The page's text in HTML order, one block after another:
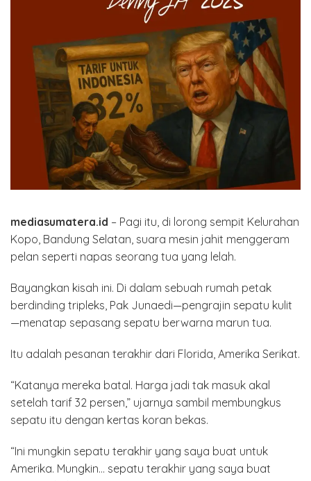
mediasumatera.id – Pagi itu, di lorong sempit Kelurahan
Kopo, Bandung Selatan, suara mesin jahit menggeram
pelan seperti napas seorang tua yang lelah.
Bayangkan kisah ini. Di dalam sebuah rumah petak
berdinding tripleks, Pak Junaedi—pengrajin sepatu kulit
—menatap sepasang sepatu berwarna marun tua.
Itu adalah pesanan terakhir dari Florida, Amerika Serikat.
“Katanya mereka batal. Harga jadi tak masuk akal
setelah tarif 32 persen,” ujarnya sambil membungkus
sepatu itu dengan kertas koran bekas.
“Ini mungkin sepatu terakhir yang saya buat untuk
Amerika. Mungkin… sepatu terakhir yang saya buat